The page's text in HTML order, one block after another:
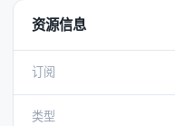
资源信息
订阅
类型